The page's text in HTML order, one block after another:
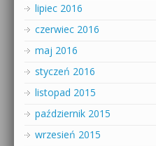
lipiec 2016
czerwiec 2016
maj 2016
styczeń 2016
listopad 2015
październik 2015
wrzesień 2015